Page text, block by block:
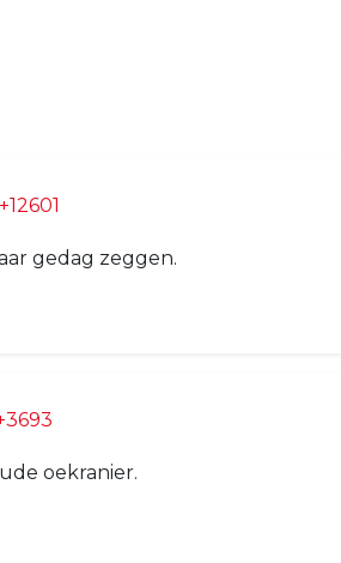
+12601
gedag zeggen.
oekranier.